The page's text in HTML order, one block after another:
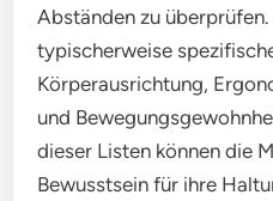
Abständen zu
typischerweise
Körperausrichtung,
und
dieser Listen können die
Bewusstsein für ihre